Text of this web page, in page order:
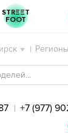
| Регионы
| +7 (977)
STREET
FOOT